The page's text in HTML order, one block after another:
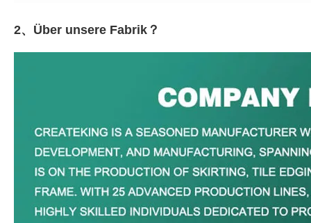
2、Über unsere Fabrik？